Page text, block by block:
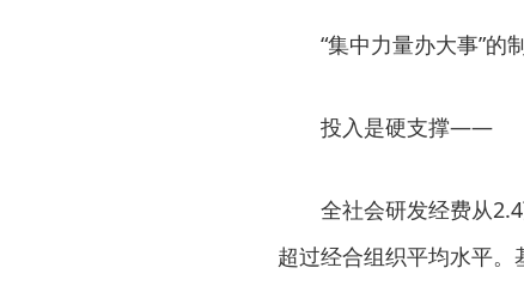
“集中力量办大事”的制
投入是硬支撑——
全社会研发经费从2.4
超过经合组织平均水平